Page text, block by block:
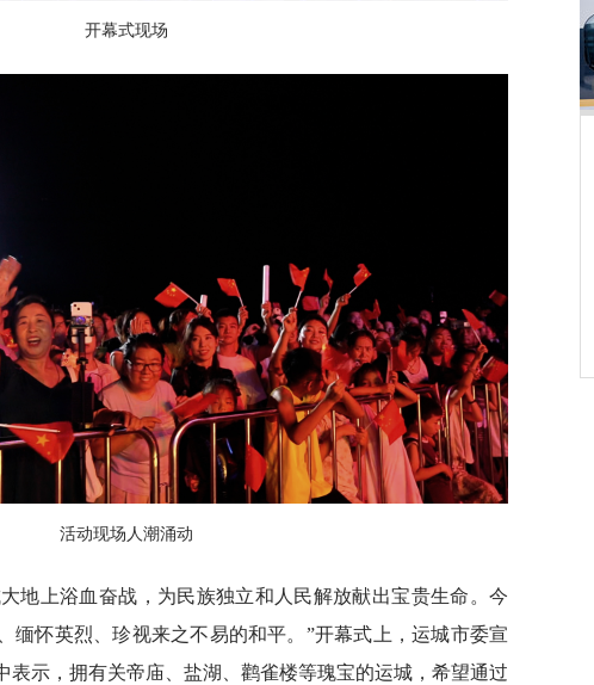
开幕式现场
活动现场人潮涌动
地上浴血奋战，为民族独立和人民解放献出宝贵生命。今
缅怀英烈、珍视来之不易的和平。”开幕式上，运城市委宣
表示，拥有关帝庙、盐湖、鹳雀楼等瑰宝的运城，希望通过